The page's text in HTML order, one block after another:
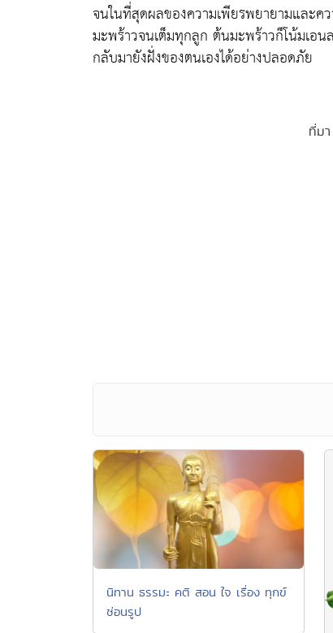
จนในที่สุดผลของความเพียรพยายามและค
มะพร้าวจนเต็มทุกลูก ต้นมะพร้าวก็โน้มเอน
กลับมายังฝั่งของตนเองได้อย่างปลอดภัย
ที่ม
นิทาน ธรรมะ คติ สอน ใจ เรื่อง ทุกข์
ซ่อนรูป